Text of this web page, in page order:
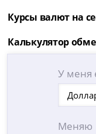
Курсы валют на
Калькулятор
У меня
Меняю